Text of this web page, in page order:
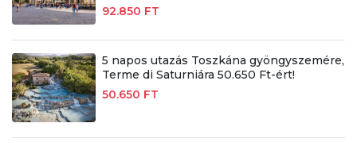
92.850 FT
5 napos utazás Toszkána gyöngyszemére,
Terme di Saturniára 50.650 Ft-ért!
50.650 FT